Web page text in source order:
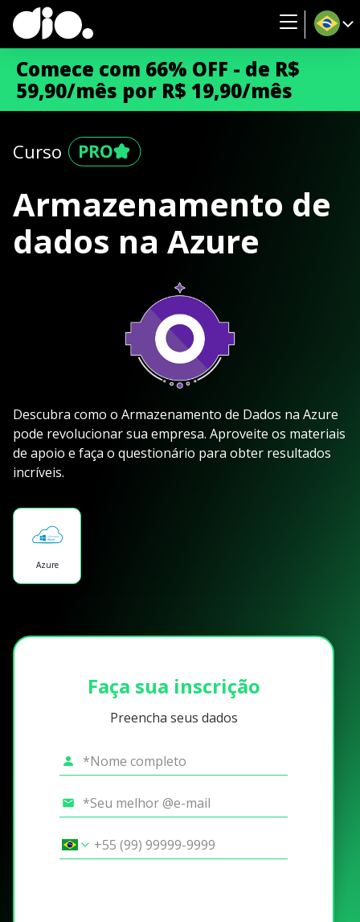
Comece com 66% OFF - de R$
59,90/mês por R$ 19,90/mês
Curso
Armazenamento de
dados na Azure
Descubra como o Armazenamento de Dados na Azure
pode revolucionar sua empresa. Aproveite os materiais
de apoio e faça o questionário para obter resultados
incríveis.
Azure
Faça sua inscrição
Preencha seus dados